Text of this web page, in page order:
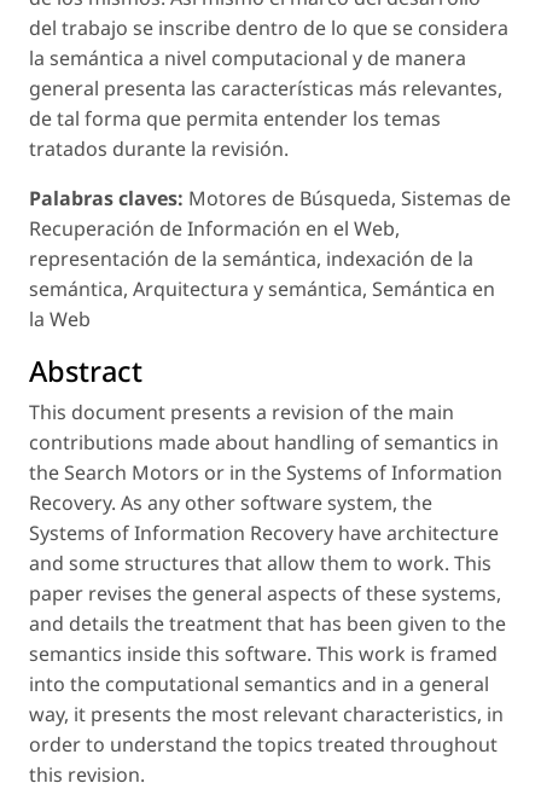
del trabajo se inscribe dentro de lo que se considera
la semántica a nivel computacional y de manera
general presenta las características más relevantes,
de tal forma que permita entender los temas
tratados durante la revisión.
Palabras claves: Motores de Búsqueda, Sistemas de
Recuperación de Información en el Web,
representación de la semántica, indexación de la
semántica, Arquitectura y semántica, Semántica en
la Web
Abstract
This document presents a revision of the main
contributions made about handling of semantics in
the Search Motors or in the Systems of Information
Recovery. As any other software system, the
Systems of Information Recovery have architecture
and some structures that allow them to work. This
paper revises the general aspects of these systems,
and details the treatment that has been given to the
semantics inside this software. This work is framed
into the computational semantics and in a general
way, it presents the most relevant characteristics, in
order to understand the topics treated throughout
this revision.